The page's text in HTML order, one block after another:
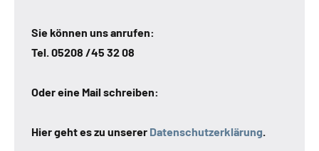
Sie können uns anrufen:
Tel. 05208 /45 32 08
Oder eine Mail schreiben:
Hier geht es zu unserer Datenschutzerklärung.